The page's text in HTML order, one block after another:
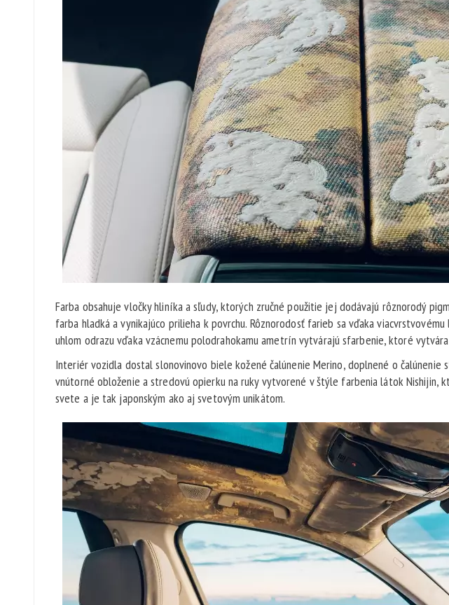
Farba obsahuje vločky hliníka a sľudy, ktorých zručné použitie jej dodávajú rôznorodý
farba hladká a vynikajúco prilieha k povrchu. Rôznorodosť farieb sa vďaka
uhlom odrazu vďaka vzácnemu polodrahokamu ametrín vytvárajú sfarbenie, ktoré
Interiér vozidla dostal slonovinovo biele kožené čalúnenie Merino, doplnené o čalúnenie
vnútorné obloženie a stredovú opierku na ruky vytvorené v štýle farbenia látok Nishijin,
svete a je tak japonským ako aj svetovým unikátom.